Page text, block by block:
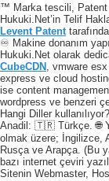
™ Marka tescili, Patent
Hukuki.Net’in Telif
Levent Patent
♾️ Makine donanım
Hukuki.Net olarak
CubeCDN , vmware
express ve cloud
ise content
wordpress ve benzeri
Hangi Diller kullanılıyor?
Anadil: 🇹🇷 Türkçe. 🌐
olmak üzere; İngilizce,
Rusça ve Arapça. (Bu
bazı internet çeviri
Sitenin Webmaster,